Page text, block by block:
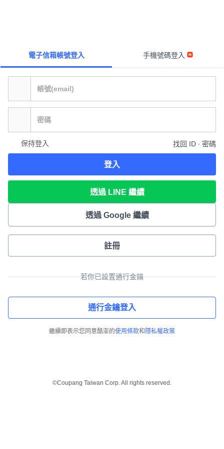
電子信箱帳號登入 手機號碼登入
保持登入 找回 ID ∙ 密碼
登入
透過 LINE 繼續
透過 Google 繼續
註冊
若你已設置通行金鑰
通行金鑰登入
繼續即表示您同意酷澎的使用條款和 隱私權政策
©Coupang Taiwan Corp. All rights reserved.